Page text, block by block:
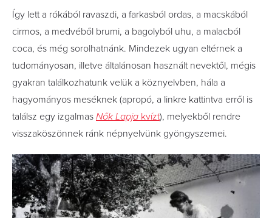
Így lett a rókából ravaszdi, a farkasból ordas, a macskából
cirmos, a medvéből brumi, a bagolyból uhu, a malacból
coca, és még sorolhatnánk. Mindezek ugyan eltérnek a
tudományosan, illetve általánosan használt nevektől, mégis
gyakran találkozhatunk velük a köznyelvben, hála a
hagyományos meséknek (apropó, a linkre kattintva erről is
találsz egy izgalmas Nők Lapja kvízt), melyekből rendre
visszaköszönnek ránk népnyelvünk gyöngyszemei.